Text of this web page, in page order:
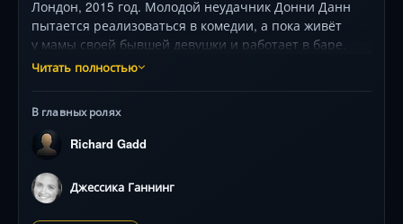
Лондон, 2015 год. Молодой неудачник Донни Данн
пытается реализоваться в комедии, а пока живёт
у мамы своей бывшей девушки и работает в баре.
Однажды он из жалости за счёт заведения угощает
Скотт, и теперь она приходит в бар каждый день,
навязчиво общается с Донни, называя
его Оленёнком, и всячески намекает на свидание.
Тот вяло отшучивается, но вскоре узнаёт, что стал
предметом обожания уже судимой сталкерши.
Читать полностью
В главных ролях
Richard Gadd
Джессика Ганнинг